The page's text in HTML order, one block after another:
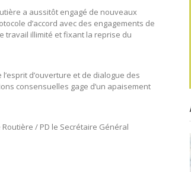
a aussitôt engagé de nouveaux
d’accord avec des engagements de
travail illimité et fixant la reprise du
d’ouverture et de dialogue des
consensuelles gage d’un apaisement
/ PD le Secrétaire Général